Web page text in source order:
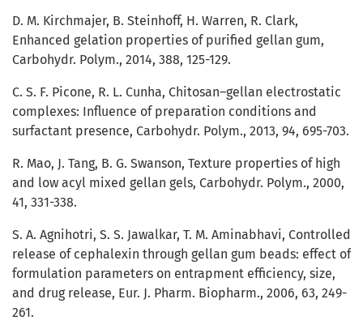
D. M. Kirchmajer, B. Steinhoff, H. Warren, R. Clark,
Enhanced gelation properties of purified gellan gum,
Carbohydr. Polym., 2014, 388, 125-129.
C. S. F. Picone, R. L. Cunha, Chitosan–gellan electrostatic
complexes: Influence of preparation conditions and
surfactant presence, Carbohydr. Polym., 2013, 94, 695-703.
R. Mao, J. Tang, B. G. Swanson, Texture properties of high
and low acyl mixed gellan gels, Carbohydr. Polym., 2000,
41, 331-338.
S. A. Agnihotri, S. S. Jawalkar, T. M. Aminabhavi, Controlled
release of cephalexin through gellan gum beads: effect of
formulation parameters on entrapment efficiency, size,
and drug release, Eur. J. Pharm. Biopharm., 2006, 63, 249-
261.